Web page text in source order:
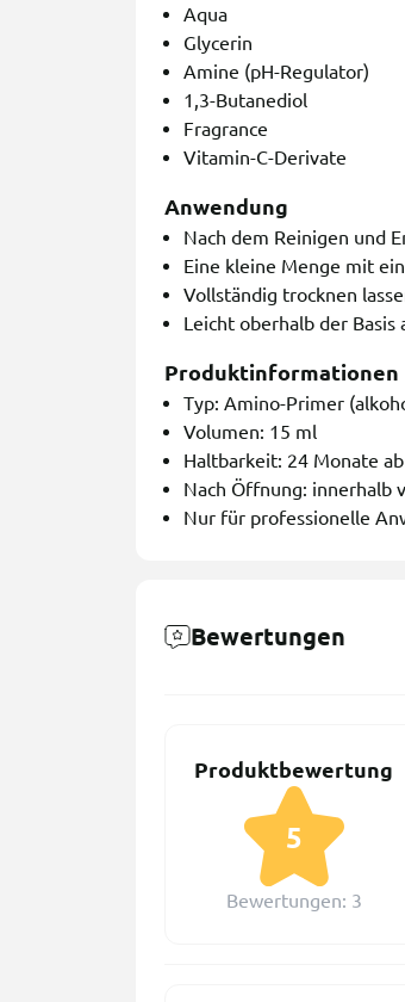
Aqua
Glycerin
Amine (pH-Regulator)
1,3-Butanediol
Fragrance
Vitamin-C-Derivate
Anwendung
Nach dem Reinigen und
Eine kleine Menge mit
Vollständig trocknen
Leicht oberhalb der
Produktinformationen
Typ: Amino-Primer
Volumen: 15 ml
Haltbarkeit: 24 Monate
Nach Öffnung: innerhalb
Nur für professionelle
Bewertungen
Produktbewertung
5
Bewertungen: 3